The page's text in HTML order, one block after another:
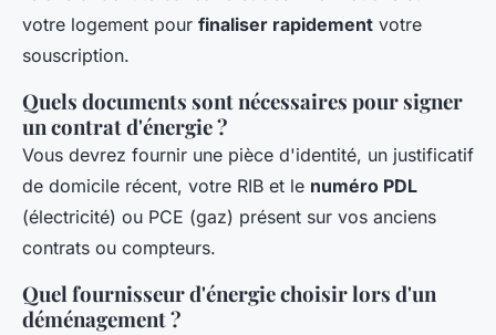
votre logement pour finaliser rapidement votre
souscription.
Quels documents sont nécessaires pour signer
un contrat d'énergie ?
Vous devrez fournir une pièce d'identité, un justificatif
de domicile récent, votre RIB et le numéro PDL
(électricité) ou PCE (gaz) présent sur vos anciens
contrats ou compteurs.
Quel fournisseur d'énergie choisir lors d'un
déménagement ?